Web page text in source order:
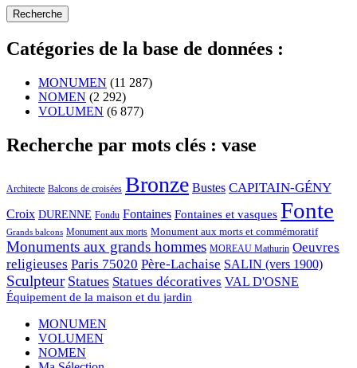
Catégories de la base de données :
MONUMEN (11 287)
NOMEN (2 292)
VOLUMEN (6 877)
Recherche par mots clés : vase
Architecte Balcons de croisées Bronze Bustes CAPITAIN-GÉNY
Croix DURENNE Fondu Fontaines Fontaines et vasques Fonte
Grands balcons Monument aux morts Monument aux morts et commémoratif
Monuments aux grands hommes MOREAU Mathurin Oeuvres
religieuses Paris 75020 Père-Lachaise SALIN (vers 1900)
Sculpteur Statues Statues décoratives VAL D'OSNE
Équipement de la maison et du jardin
MONUMEN
VOLUMEN
NOMEN